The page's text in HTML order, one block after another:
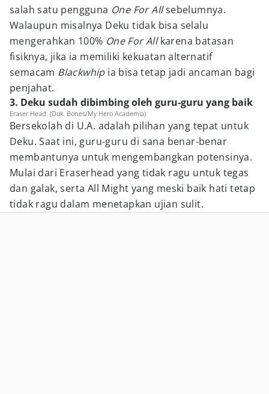
salah satu pengguna One For Allsebelumnya.
Walaupun misalnya Deku tidak bisa selalu
mengerahkan 100% One For Allkarena batasan
fisiknya, jika ia memiliki kekuatan alternatif
semacam Blackwhip ia bisa tetap jadi ancaman bagi
penjahat.
3. Deku sudah dibimbing oleh guru-guru yang baik
Eraser Head. (Dok. Bones/My Hero Academia)
Bersekolah di U.A. adalah pilihan yang tepat untuk
Deku. Saat ini, guru-guru di sana benar-benar
membantunya untuk mengembangkan potensinya.
Mulai dari Eraserhead yang tidak ragu untuk tegas
dan galak, serta All Might yang meski baik hati tetap
tidak ragu dalam menetapkan ujian sulit.